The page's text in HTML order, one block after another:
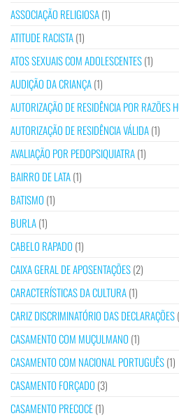
ASSOCIAÇÃO RELIGIOSA(1)
ATITUDE RACISTA(1)
ATOS SEXUAIS COM ADOLESCENTES(1)
AUDIÇÃO DA CRIANÇA(1)
AUTORIZAÇÃO DE RESIDÊNCIA POR RAZÕES
AUTORIZAÇÃO DE RESIDÊNCIA VÁLIDA(1)
AVALIAÇÃO POR PEDOPSIQUIATRA(1)
BAIRRO DE LATA(1)
BATISMO (1)
BURLA(1)
CABELO RAPADO (1)
CAIXA GERAL DE APOSENTAÇÕES(2)
CARACTERÍSTICAS DA CULTURA(1)
CARIZ DISCRIMINATÓRIO DAS DECLARAÇÕES
CASAMENTO COM MUÇULMANO (1)
CASAMENTO COM NACIONAL PORTUGUÊS(1)
CASAMENTO FORÇADO (3)
CASAMENTO PRECOCE(1)